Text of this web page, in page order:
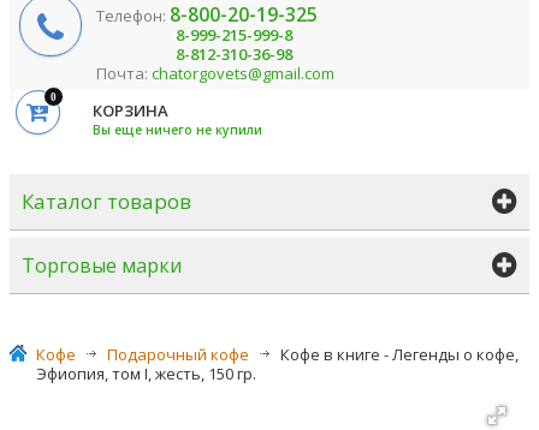
Телефон: 8-800-20-19-325
8-999-215-999-8
8-812-310-36-98
Почта: chatorgovets@gmail.com
0
КОРЗИНА
Вы еще ничего не купили
Каталог товаров
Торговые марки
Кофе >
Подарочный кофе >
Кофе в книге - Легенды о кофе,
Эфиопия, том I, жесть, 150 гр.